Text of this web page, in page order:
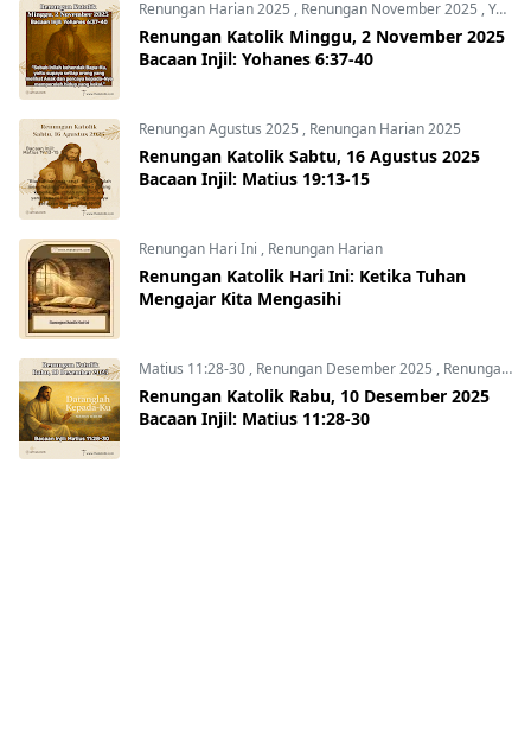
Renungan Harian 2025 , Renungan November 2025 ,Yohanes 6:37-40
Renungan Katolik Minggu, 2 November 2025
Bacaan Injil: Yohanes 6:37-40
Renungan Agustus 2025 , Renungan Harian 2025
Renungan Katolik Sabtu, 16 Agustus 2025
Bacaan Injil: Matius 19:13-15
Renungan Hari Ini , Renungan Harian
Renungan Katolik Hari Ini: Ketika Tuhan
Mengajar Kita Mengasihi
Matius 11:28-30 , Renungan Desember 2025 , Renungan Harian 2025
Renungan Katolik Rabu, 10 Desember 2025
Bacaan Injil: Matius 11:28-30